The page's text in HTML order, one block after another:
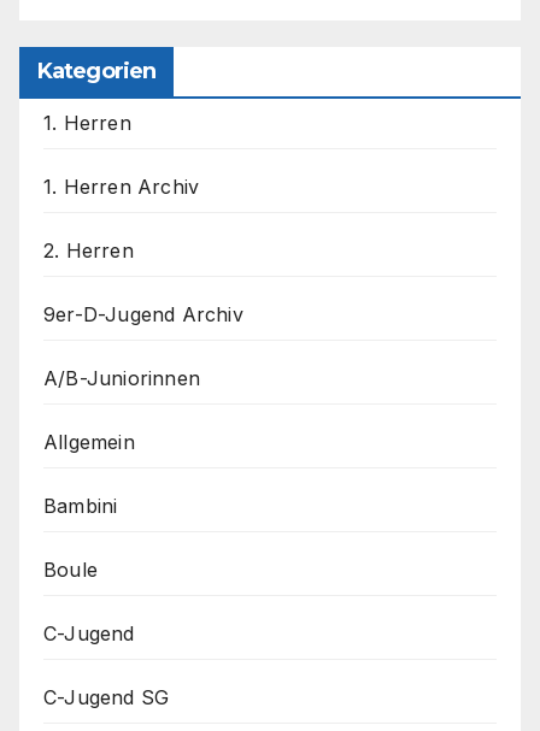
Kategorien
1. Herren
1. Herren Archiv
2. Herren
9er-D-Jugend Archiv
A/B-Juniorinnen
Allgemein
Bambini
Boule
C-Jugend
C-Jugend SG